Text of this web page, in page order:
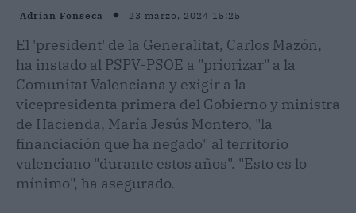
Adrian Fonseca 23 marzo, 2024 15:25
El 'president' de la Generalitat, Carlos Mazón,
ha instado al PSPV-PSOE a "priorizar" a la
Comunitat Valenciana y exigir a la
vicepresidenta primera del Gobierno y ministra
de Hacienda, María Jesús Montero, "la
financiación que ha negado" al territorio
valenciano "durante estos años". "Esto es lo
mínimo", ha asegurado.